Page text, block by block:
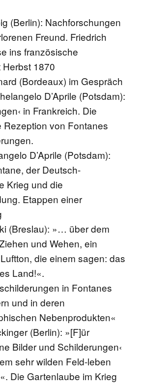
(Berlin): Nachforschungen
Freund. Friedrich
ins französische
1870
(Bordeaux) im Gespräch
D’Aprile (Potsdam):
in Frankreich. Die
Rezeption von Fontanes
D’Aprile (Potsdam):
der Deutsch-
Krieg und die
Etappen einer
(Breslau): »… über dem
und Wehen, ein
die einem sagen: das
Land!«.
in Fontanes
und in deren
Nebenprodukten«
(Berlin): »[F]ür
Bilder und Schilderungen‹
sehr wilden Feld-leben
Die Gartenlaube im Krieg